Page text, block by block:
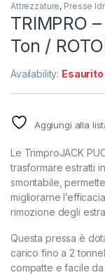
Attrezzature, Presse
TRIMPRO
Ton /
Availability: Esaurito
Aggiungi alla
Le TrimproJACK
trasformare estratti
smontabile,
migliorarne
rimozione degli
Questa pressa è
carico fino a 2
compatte e facile